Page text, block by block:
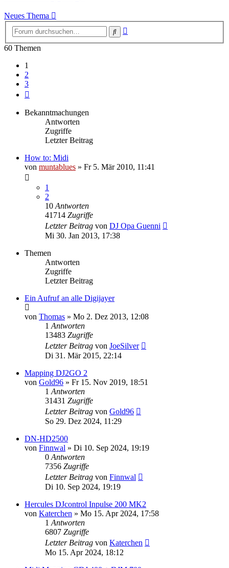
Neues Thema
Suche
60 Themen
1
2
3
Bekanntmachungen
Antworten
Zugriffe
Letzter Beitrag
How to: Midi
von muntablues » Fr 5. Mär 2010, 11:41
1
2
10 Antworten
41714 Zugriffe
Letzter Beitrag von DJ Opa Guenni
Mi 30. Jan 2013, 17:38
Themen
Antworten
Zugriffe
Letzter Beitrag
Ein Aufruf an alle Digijayer
von Thomas » Mo 2. Dez 2013, 12:08
1 Antworten
13483 Zugriffe
Letzter Beitrag von JoeSilver
Di 31. Mär 2015, 22:14
Mapping DJ2GO 2
von Gold96 » Fr 15. Nov 2019, 18:51
1 Antworten
31431 Zugriffe
Letzter Beitrag von Gold96
So 29. Dez 2024, 11:29
DN-HD2500
von Finnwal » Di 10. Sep 2024, 19:19
0 Antworten
7356 Zugriffe
Letzter Beitrag von Finnwal
Di 10. Sep 2024, 19:19
Hercules DJcontrol Inpulse 200 MK2
von Katerchen » Mo 15. Apr 2024, 17:58
1 Antworten
6807 Zugriffe
Letzter Beitrag von Katerchen
Mo 15. Apr 2024, 18:12